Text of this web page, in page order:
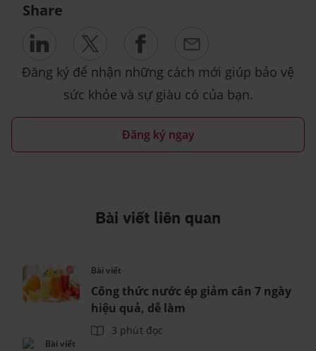
Share
Đăng ký để nhận những cách mới giúp bảo vệ
sức khỏe và sự giàu có của bạn.
Đăng ký ngay
Bài viết liên quan
Bài viết
Công thức nước ép giảm cân 7 ngày
hiệu quả, dễ làm
3 phút đọc
Bài viết